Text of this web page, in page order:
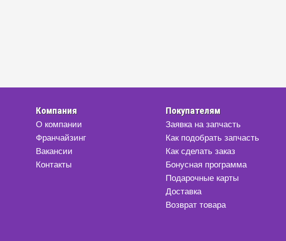
Компания
О компании
Франчайзинг
Вакансии
Контакты
Покупателям
Заявка на запчасть
Как подобрать запчасть
Как сделать заказ
Бонусная программа
Подарочные карты
Доставка
Возврат товара